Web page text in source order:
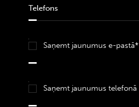
Saņemt jaunumus e-pastā*
Saņemt jaunumus telefonā